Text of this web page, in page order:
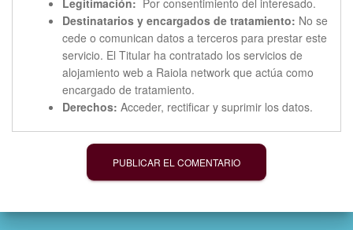
Legitimación: Por consentimiento del interesado.
Destinatarios y encargados de tratamiento: No se
cede o comunican datos a terceros para prestar este
servicio. El Titular ha contratado los servicios de
alojamiento web a Raiola network que actúa como
encargado de tratamiento.
Derechos: Acceder, rectificar y suprimir los datos.